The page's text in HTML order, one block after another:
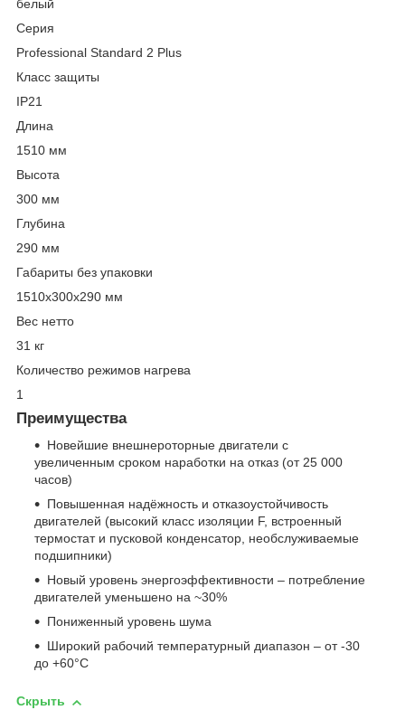
белый
Серия
Professional Standard 2 Plus
Класс защиты
IP21
Длина
1510 мм
Высота
300 мм
Глубина
290 мм
Габариты без упаковки
1510х300х290 мм
Вес нетто
31 кг
Количество режимов нагрева
1
Преимущества
Новейшие внешнероторные двигатели с
увеличенным сроком наработки на отказ (от 25 000
часов)
Повышенная надёжность и отказоустойчивость
двигателей (высокий класс изоляции F, встроенный
термостат и пусковой конденсатор, необслуживаемые
подшипники)
Новый уровень энергоэффективности – потребление
двигателей уменьшено на ~30%
Пониженный уровень шума
Широкий рабочий температурный диапазон – от -30
до +60°С
Скрыть